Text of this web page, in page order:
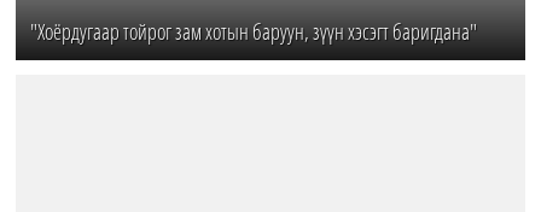
"Хоёрдугаар тойрог зам хотын баруун, зүүн хэсэгт баригдана"